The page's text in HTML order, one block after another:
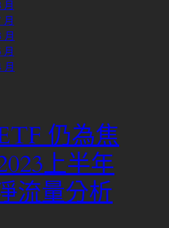
月
月
仍為焦
上半年
流量分析